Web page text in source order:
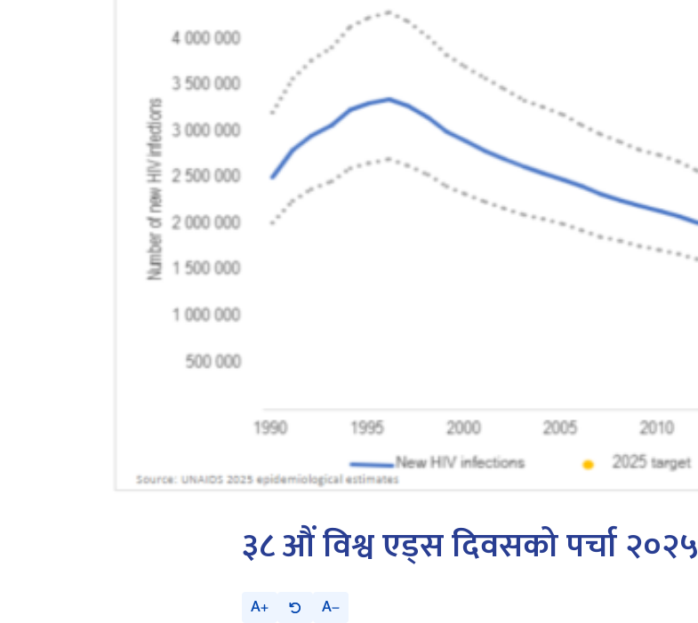
३८ औं विश्व एड्स दिवसको पर्चा २०२५
A A